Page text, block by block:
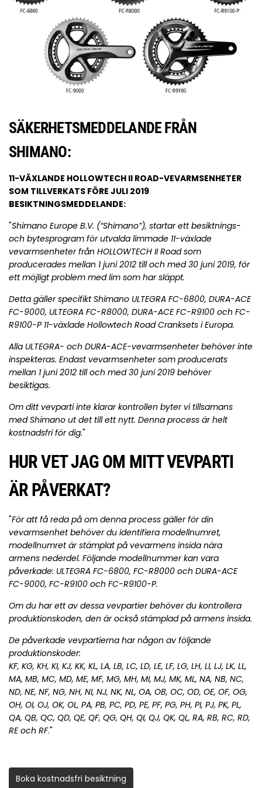
SÄKERHETSMEDDELANDE FRÅN
SHIMANO:
11-VÄXLANDE HOLLOWTECH II ROAD-VEVARMSENHETER
SOM TILLVERKATS FÖRE JULI 2019
BESIKTNINGSMEDDELANDE:
"Shimano Europe B.V. (“Shimano”), startar ett besiktnings-
och bytesprogram för utvalda limmade 11-växlade
vevarmsenheter från HOLLOWTECH II Road som
producerades mellan 1 juni 2012 till och med 30 juni 2019, för
ett möjligt problem med lim som har släppt.
Detta gäller specifikt Shimano ULTEGRA FC-6800, DURA-ACE
FC-9000, ULTEGRA FC-R8000, DURA-ACE FC-R9100 och FC-
R9100-P 11-växlade Hollowtech Road Cranksets i Europa.
Alla ULTEGRA- och DURA-ACE-vevarmsenheter behöver inte
inspekteras. Endast vevarmsenheter som producerats
mellan 1 juni 2012 till och med 30 juni 2019 behöver
besiktigas.
Om ditt vevparti inte klarar kontrollen byter vi tillsamans
med Shimano ut det till ett nytt. Denna process är helt
kostnadsfri för dig."
HUR VET JAG OM MITT VEVPARTI
ÄR PÅVERKAT?
"För att få reda på om denna process gäller för din
vevarmsenhet behöver du identifiera modellnumret,
modellnumret är stämplat på vevarmens insida nära
armens nederdel. Följande modellnummer kan vara
påverkade: ULTEGRA FC-6800, FC-R8000 och DURA-ACE
FC-9000, FC-R9100 och FC-R9100-P.
Om du har ett av dessa vevpartier behöver du kontrollera
produktionskoden, den är också stämplad på armens insida.
De påverkade vevpartierna har någon av följande
produktionskoder:
KF, KG, KH, KI, KJ, KK, KL, LA, LB, LC, LD, LE, LF, LG, LH, LI, LJ, LK, LL,
MA, MB, MC, MD, ME, MF, MG, MH, MI, MJ, MK, ML, NA, NB, NC,
ND, NE, NF, NG, NH, NI, NJ, NK, NL, OA, OB, OC, OD, OE, OF, OG,
OH, OI, OJ, OK, OL, PA, PB, PC, PD, PE, PF, PG, PH, PI, PJ, PK, PL,
QA, QB, QC, QD, QE, QF, QG, QH, QI, QJ, QK, QL, RA, RB, RC, RD,
RE och RF."
Boka kostnadsfri besiktning